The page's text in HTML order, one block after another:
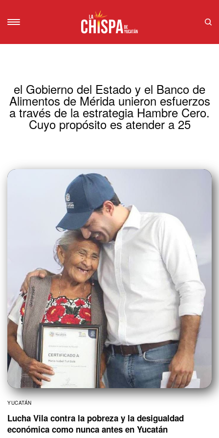
el Gobierno del Estado y el Banco de
Alimentos de Mérida unieron esfuerzos
a través de la estrategia Hambre Cero.
Cuyo propósito es atender a 25
YUCATÁN
Lucha Vila contra la pobreza y la desigualdad
económica como nunca antes en Yucatán